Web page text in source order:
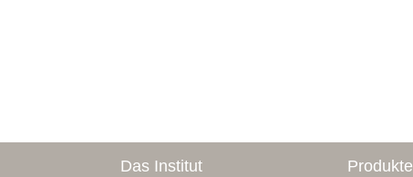
Das Institut Produkte